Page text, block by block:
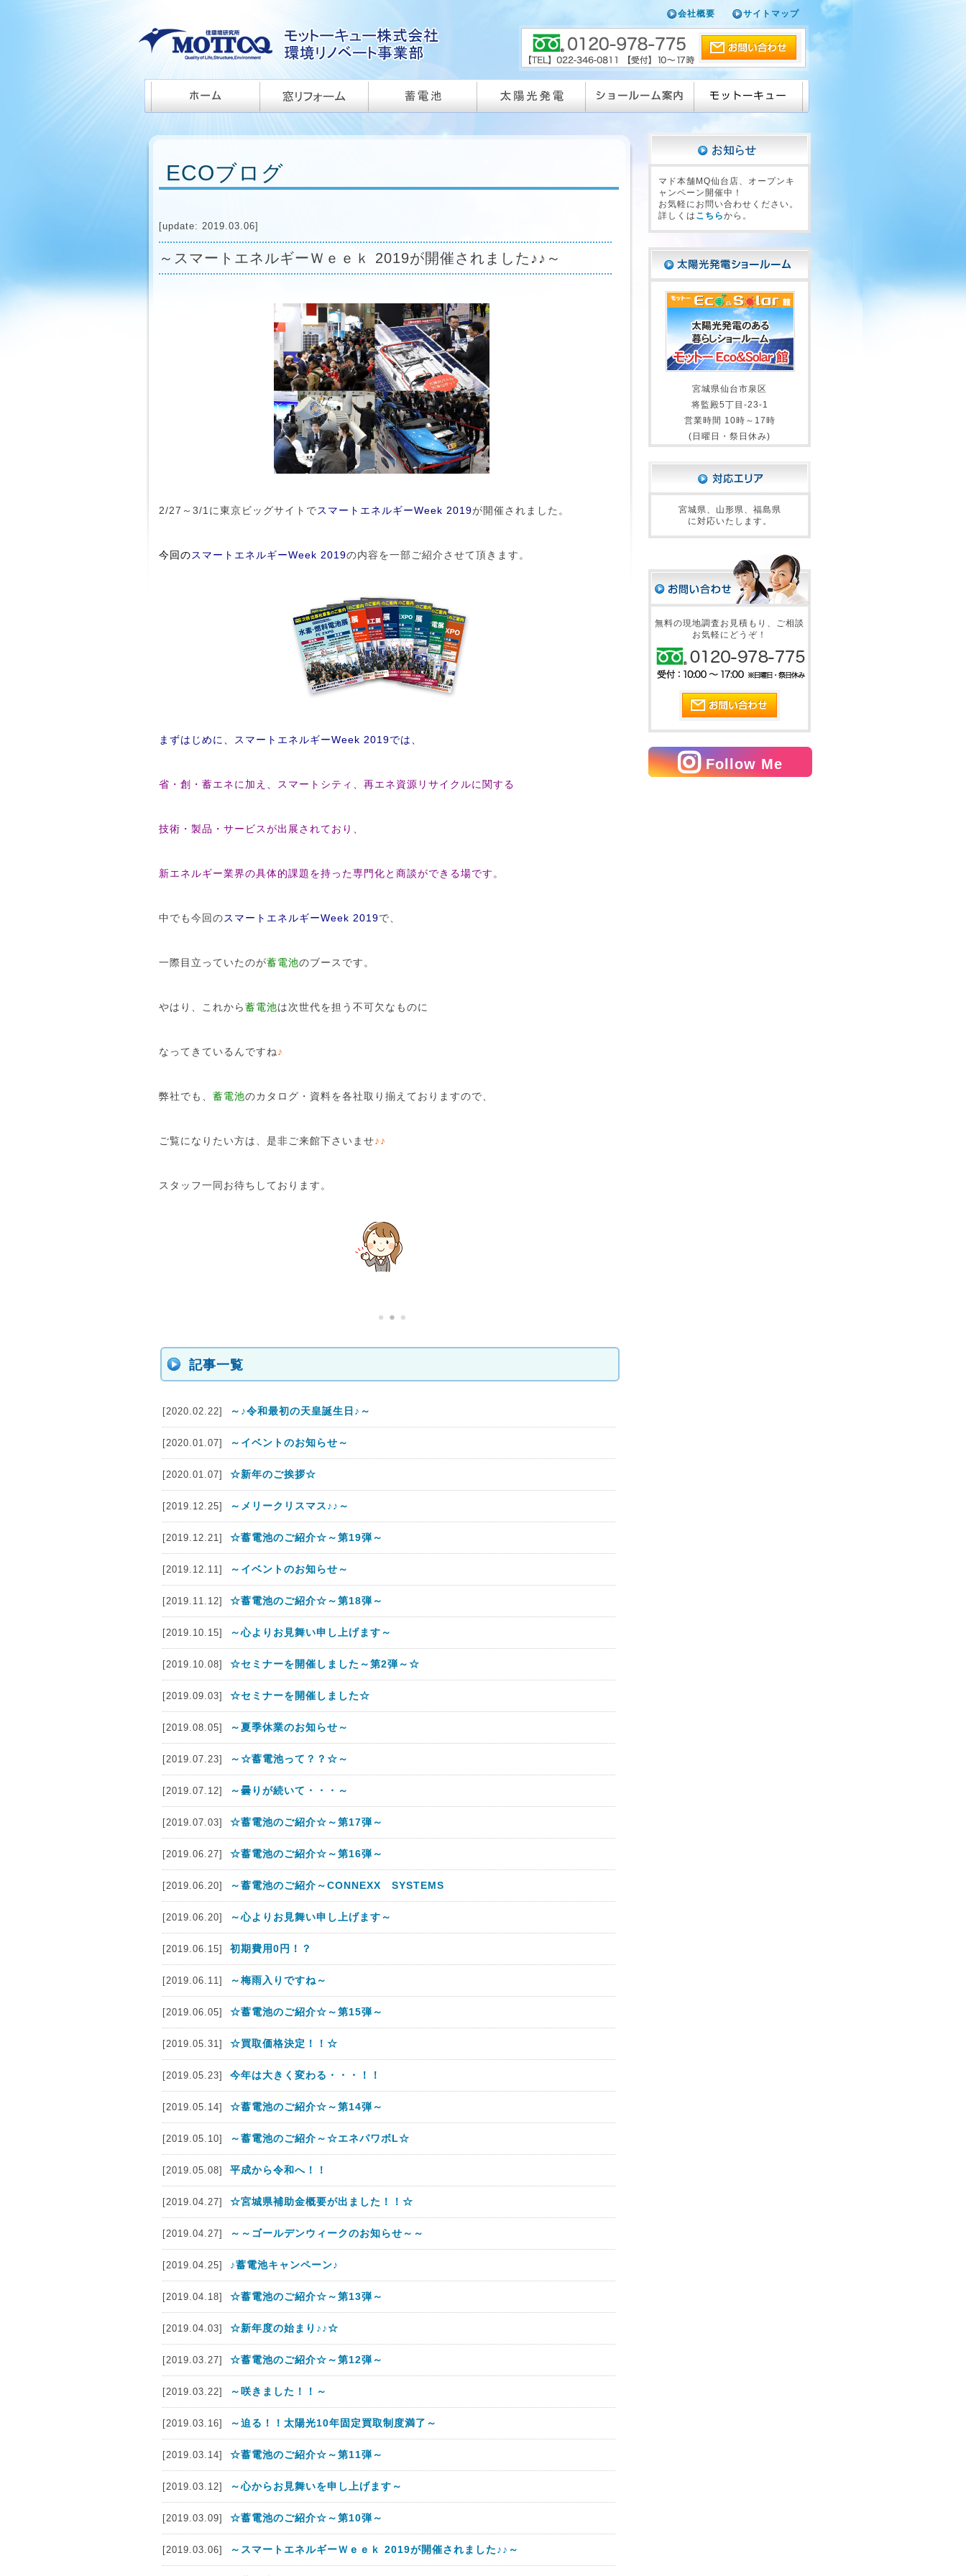
会社概要 サイトマップ
ECOブログ
[update: 2019.03.06]
～スマートエネルギーＷｅｅｋ 2019が開催されました♪♪～
2/27～3/1に東京ビッグサイトでスマートエネルギーWeek 2019が開催されました。
今回のスマートエネルギーWeek 2019の内容を一部ご紹介させて頂きます。
まずはじめに、スマートエネルギーWeek 2019では、
省・創・蓄エネに加え、スマートシティ、再エネ資源リサイクルに関する
技術・製品・サービスが出展されており、
新エネルギー業界の具体的課題を持った専門化と商談ができる場です。
中でも今回のスマートエネルギーWeek 2019で、
一際目立っていたのが蓄電池のブースです。
やはり、これから蓄電池は次世代を担う不可欠なものに
なってきているんですね♪
弊社でも、 蓄電池のカタログ・資料を各社取り揃えておりますので、
ご覧になりたい方は、是非ご来館下さいませ♪♪
スタッフ一同お待ちしております。
記事一覧
[2020.02.22] ～♪令和最初の天皇誕生日♪～
[2020.01.07] ～イベントのお知らせ～
[2020.01.07] ☆新年のご挨拶☆
[2019.12.25] ～メリークリスマス♪♪～
[2019.12.21] ☆蓄電池のご紹介☆～第19弾～
[2019.12.11] ～イベントのお知らせ～
[2019.11.12] ☆蓄電池のご紹介☆～第18弾～
[2019.10.15] ～心よりお見舞い申し上げます～
[2019.10.08] ☆セミナーを開催しました～第2弾～☆
[2019.09.03] ☆セミナーを開催しました☆
[2019.08.05] ～夏季休業のお知らせ～
[2019.07.23] ～☆蓄電池って？？☆～
[2019.07.12] ～曇りが続いて・・・～
[2019.07.03] ☆蓄電池のご紹介☆～第17弾～
[2019.06.27] ☆蓄電池のご紹介☆～第16弾～
[2019.06.20] ～蓄電池のご紹介～CONNEXX SYSTEMS
[2019.06.20] ～心よりお見舞い申し上げます～
[2019.06.15] 初期費用0円！？
[2019.06.11] ～梅雨入りですね～
[2019.06.05] ☆蓄電池のご紹介☆～第15弾～
[2019.05.31] ☆買取価格決定！！☆
[2019.05.23] 今年は大きく変わる・・・！！
[2019.05.14] ☆蓄電池のご紹介☆～第14弾～
[2019.05.10] ～蓄電池のご紹介～☆エネパワボL☆
[2019.05.08] 平成から令和へ！！
[2019.04.27] ☆宮城県補助金概要が出ました！！☆
[2019.04.27] ～～ゴールデンウィークのお知らせ～～
[2019.04.25] ♪蓄電池キャンペーン♪
[2019.04.18] ☆蓄電池のご紹介☆～第13弾～
[2019.04.03] ☆新年度の始まり♪♪☆
[2019.03.27] ☆蓄電池のご紹介☆～第12弾～
[2019.03.22] ～咲きました！！～
[2019.03.16] ～迫る！！太陽光10年固定買取制度満了～
[2019.03.14] ☆蓄電池のご紹介☆～第11弾～
[2019.03.12] ～心からお見舞いを申し上げます～
[2019.03.09] ☆蓄電池のご紹介☆～第10弾～
[2019.03.06] ～スマートエネルギーＷｅｅｋ 2019が開催されました♪♪～
マド本舗MQ仙台店、オープンキ
ャンペーン開催中！
お気軽にお問い合わせください。
詳しくは こちらから。
宮城県仙台市泉区
将監殿5丁目-23-1
営業時間 10時～17時
(日曜日・祭日休み)
宮城県、山形県、福島県
に対応いたします。
無料の現地調査お見積もり、ご相談
お気軽にどうぞ！
Follow Me